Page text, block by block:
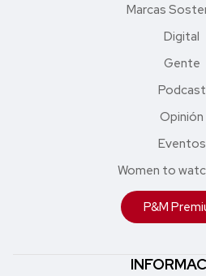
Marcas
Digital
Gente
Podcast
Opinión
Eventos
Women to
P&M